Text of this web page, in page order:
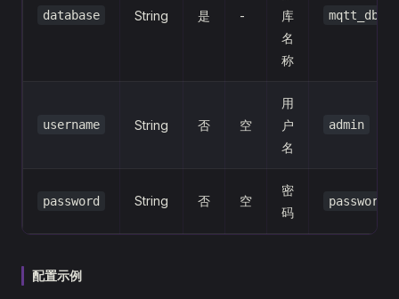
database String 是 -
库
名
称
mqtt_db
username String 否 空
用
户
名
admin
password String 否 空
密
码
配置示例